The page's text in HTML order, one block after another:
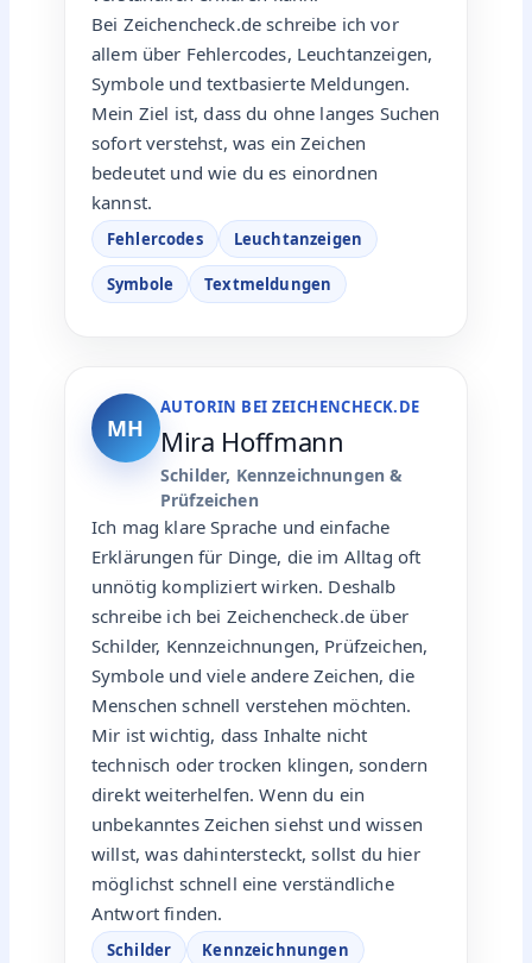
Bei Zeichencheck.de schreibe ich vor
allem über Fehlercodes, Leuchtanzeigen,
Symbole und textbasierte Meldungen.
Mein Ziel ist, dass du ohne langes Suchen
sofort verstehst, was ein Zeichen
bedeutet und wie du es einordnen
kannst.
Fehlercodes Leuchtanzeigen
Symbole Textmeldungen
MH
AUTORIN BEI ZEICHENCHECK.DE
Mira Hoffmann
Schilder, Kennzeichnungen &
Prüfzeichen
Ich mag klare Sprache und einfache
Erklärungen für Dinge, die im Alltag oft
unnötig kompliziert wirken. Deshalb
schreibe ich bei Zeichencheck.de über
Schilder, Kennzeichnungen, Prüfzeichen,
Symbole und viele andere Zeichen, die
Menschen schnell verstehen möchten.
Mir ist wichtig, dass Inhalte nicht
technisch oder trocken klingen, sondern
direkt weiterhelfen. Wenn du ein
unbekanntes Zeichen siehst und wissen
willst, was dahintersteckt, sollst du hier
möglichst schnell eine verständliche
Antwort finden.
Schilder Kennzeichnungen